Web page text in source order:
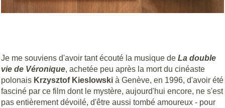
Je me souviens d'avoir tant écouté la musique de La double
vie de Véronique, achetée peu après la mort du cinéaste
polonais Krzysztof Kieslowski à Genève, en 1996, d'avoir été
fasciné par ce film dont le mystère, aujourd'hui encore, ne s'est
pas entièrement dévoilé, d'être aussi tombé amoureux - pour